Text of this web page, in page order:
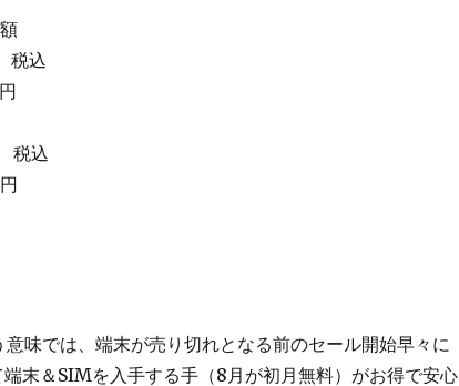
税込
税込
味では、端末が売り切れとなる前のセール開始早々に
末＆SIMを入手する手（8月が初月無料）がお得で安心